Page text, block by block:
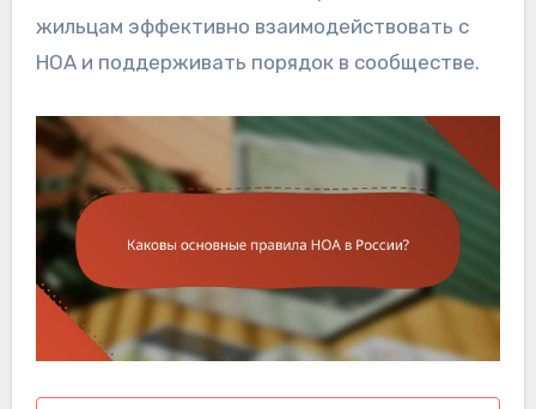
жильцам эффективно взаимодействовать с
HOA и поддерживать порядок в сообществе.